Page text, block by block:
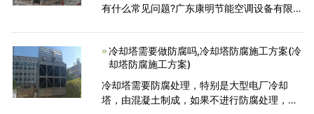
有什么常见问题?广东康明节能空调设备有限公
一切正常工作
冷却塔需要做防腐吗,冷却塔防腐施工方案(冷
却塔防腐施工方案)
冷却塔需要防腐处理，特别是大型电厂冷却
塔，由混凝土制成，如果不进行防腐处理，会